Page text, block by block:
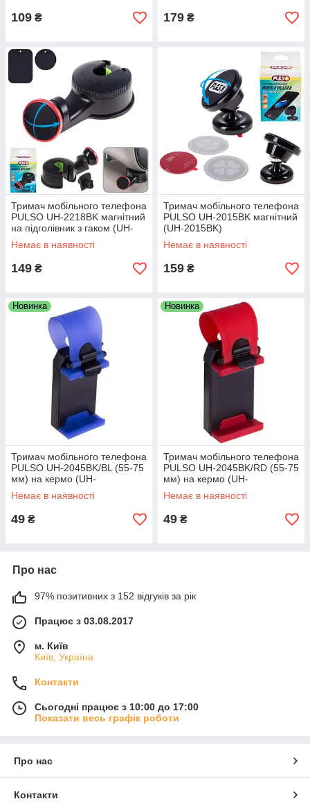
109 ₴ 179 ₴
Тримач мобільного телефона
PULSO UH-2218BK магнітний
на підголівник з гаком (UH-
2218BK)
Немає в наявності
149 ₴
Тримач мобільного телефона
PULSO UH-2015BK магнітний
(UH-2015BK)
Немає в наявності
159 ₴
Новинка
Тримач мобільного телефона
PULSO UH-2045BK/BL (55-75
мм) на кермо (UH-
2045BK/BL)
Немає в наявності
49 ₴
Новинка
Тримач мобільного телефона
PULSO UH-2045BK/RD (55-75
мм) на кермо (UH-
2045BK/RD)
Немає в наявності
49 ₴
Про нас
97% позитивних з 152 відгуків за рік
Працює з 03.08.2017
м. Київ
Київ, Україна
Контакти
Сьогодні працює з 10:00 до 17:00
Показати весь графік роботи
Про нас
Контакти